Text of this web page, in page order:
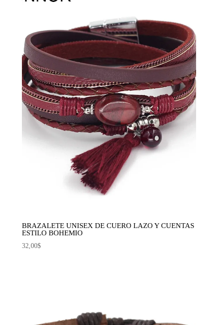
BRAZALETE UNISEX DE CUERO LAZO Y CUENTAS
ESTILO BOHEMIO
32,00$